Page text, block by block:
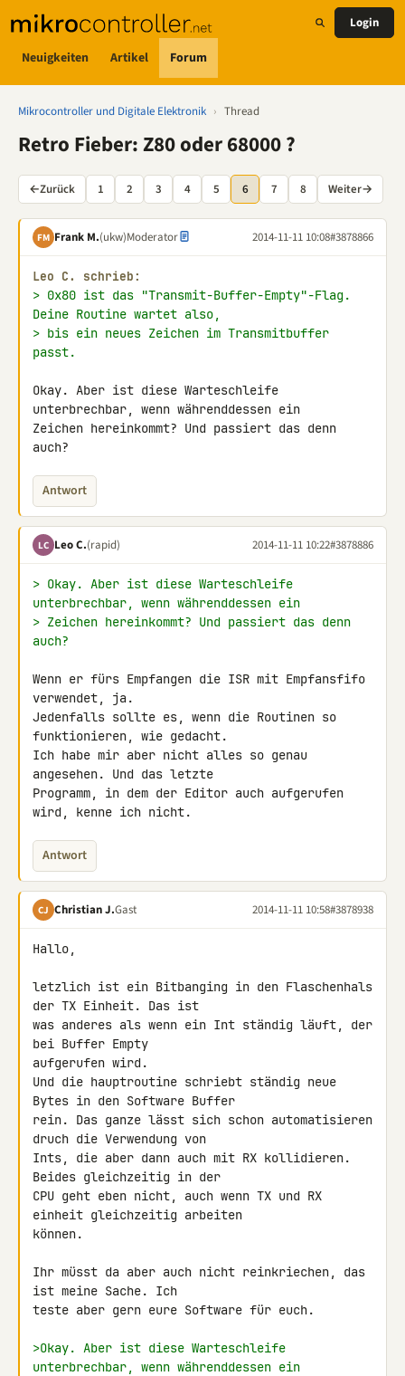
Neuigkeiten Artikel Forum
Login
Mikrocontroller und Digitale Elektronik › Thread
Retro Fieber: Z80 oder 68000 ?
←Zurück 1 2 3 4 5 6 7 8 Weiter→
FM Frank M.(ukw)Moderator 2014-11-11 10:08#3878866
Leo C. schrieb:
> 0x80 ist das "Transmit-Buffer-Empty"-Flag.
Deine Routine wartet also,
> bis ein neues Zeichen im Transmitbuffer
passt.
Okay. Aber ist diese Warteschleife
unterbrechbar, wenn währenddessen ein
Zeichen hereinkommt? Und passiert das denn
auch?
Antwort
LC Leo C.(rapid) 2014-11-11 10:22#3878886
> Okay. Aber ist diese Warteschleife
unterbrechbar, wenn währenddessen ein
> Zeichen hereinkommt? Und passiert das denn
auch?
Wenn er fürs Empfangen die ISR mit Empfansfifo
verwendet, ja.
Jedenfalls sollte es, wenn die Routinen so
funktionieren, wie gedacht.
Ich habe mir aber nicht alles so genau
angesehen. Und das letzte
Programm, in dem der Editor auch aufgerufen
wird, kenne ich nicht.
Antwort
CJ Christian J.Gast 2014-11-11 10:58#3878938
Hallo,
letzlich ist ein Bitbanging in den Flaschenhals
der TX Einheit. Das ist
was anderes als wenn ein Int ständig läuft, der
bei Buffer Empty
aufgerufen wird.
Und die hauptroutine schriebt ständig neue
Bytes in den Software Buffer
rein. Das ganze lässt sich schon automatisieren
druch die Verwendung von
Ints, die aber dann auch mit RX kollidieren.
Beides gleichzeitig in der
CPU geht eben nicht, auch wenn TX und RX
einheit gleichzeitig arbeiten
können.
Ihr müsst da aber auch nicht reinkriechen, das
ist meine Sache. Ich
teste aber gern eure Software für euch.
>Okay. Aber ist diese Warteschleife
unterbrechbar, wenn währenddessen ein